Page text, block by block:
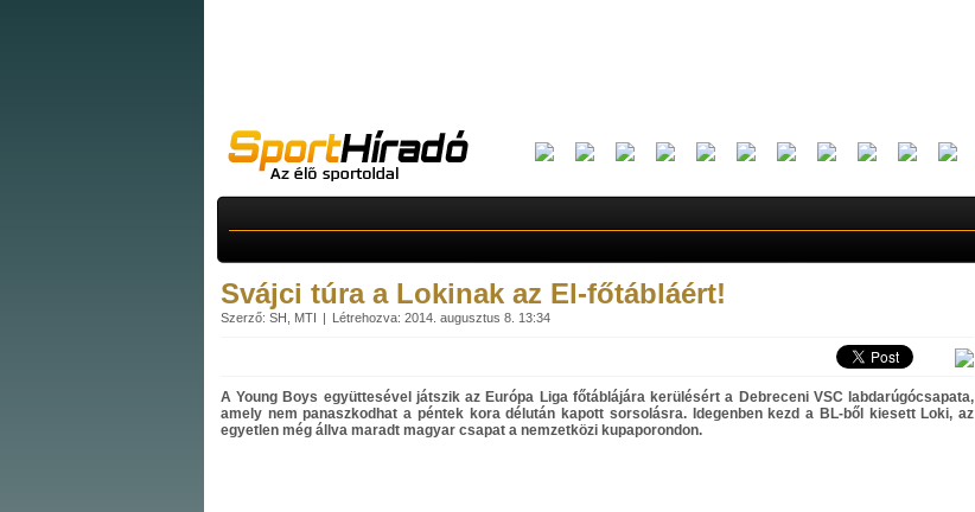
Svájci túra a Lokinak az El-főtábláért!
Szerző: SH, MTI Létrehozva: 2014. augusztus 8. 13:34
A Young Boys együttesével játszik az Európa Liga főtáblájára kerülésért a Debreceni VSC labdarúgócsapata,
amely nem panaszkodhat a péntek kora délután kapott sorsolásra. Idegenben kezd a BL-ből kiesett Loki, az
egyetlen még állva maradt magyar csapat a nemzetközi kupaporondon.